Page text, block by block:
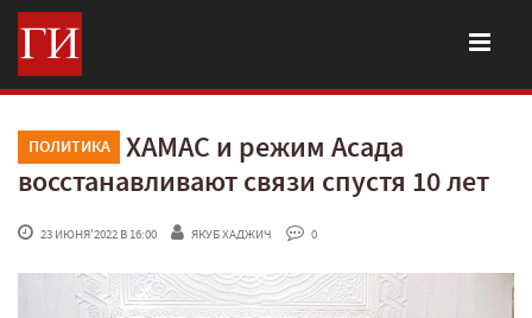
ПОЛИТИКА
ХАМАС и режим Асада
восстанавливают связи спустя 10 лет
23 ИЮНЯ'2022 В 16:00 ЯКУБ ХАДЖИЧ 0